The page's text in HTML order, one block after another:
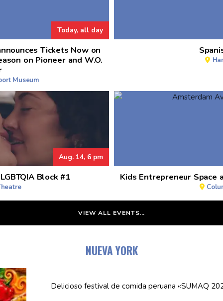
Today, all day
Tickets Now on
on Pioneer and W.O.
Museum
Aug. 14, 6 pm
Block #1 Kids Entrepreneur Space
VIEW ALL EVENTS…
NUEVA YORK
Delicioso festival de comida peruana «SUMAQ